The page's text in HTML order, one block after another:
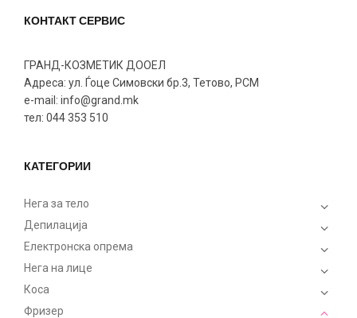
КОНТАКТ СЕРВИС
ГРАНД-КОЗМЕТИК ДООЕЛ
Адреса: ул. Ѓоце Симовски бр.3, Тетово, РСМ
e-mail: info@grand.mk
тел: 044 353 510
КАТЕГОРИИ
Нега за тело
Депилација
Електронска опрема
Нега на лице
Коса
Фризер